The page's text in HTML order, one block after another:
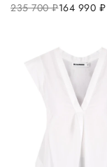
235 700руб.164 990 руб.